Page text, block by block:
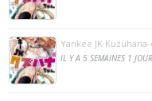
Yankee JK
IL Y A 5 SEMAINES 1